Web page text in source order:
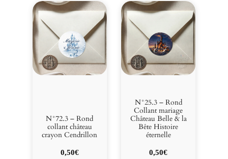
N°72.3 – Rond
collant château
crayon Cendrillon
0,50€
N°25.3 – Rond
Collant mariage
Château Belle & la
Bête Histoire
éternelle
0,50€